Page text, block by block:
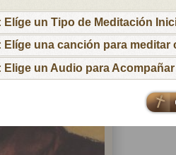
Elíge un Tipo de Meditación
Elíge una canción para meditar
Elige un Audio para
los
niños y
para
Te pido
todas